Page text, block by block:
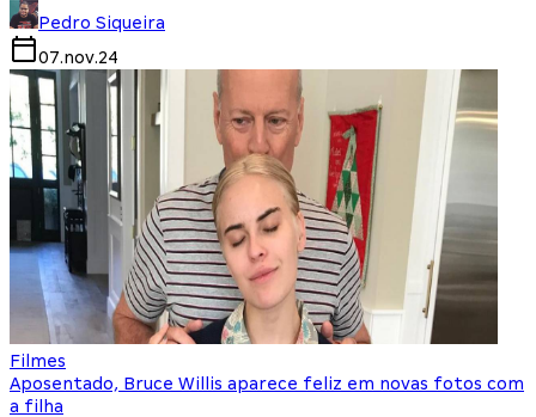
Pedro Siqueira
07.nov.24
Filmes
Aposentado, Bruce Willis aparece feliz em novas fotos com
a filha